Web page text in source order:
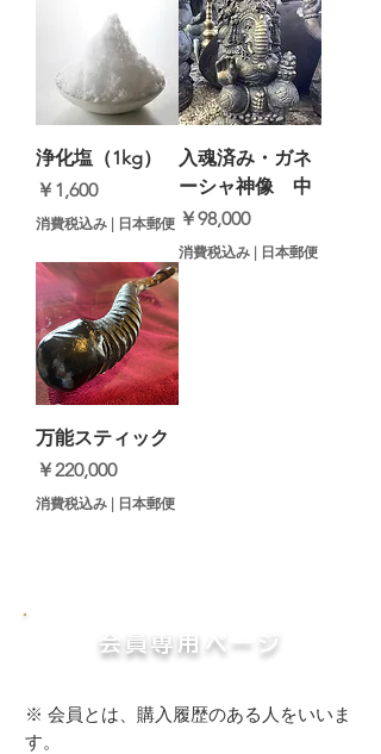
浄化塩（1kg）
価格
￥1,600
消費税込み | 日本郵便
入魂済み・ガネ
ーシャ神像 中
価格
￥98,000
消費税込み | 日本郵便
万能スティック
価格
￥220,000
消費税込み | 日本郵便
​​会員専用ページ
※ 会員とは、購入履歴のある人をいいま
す。